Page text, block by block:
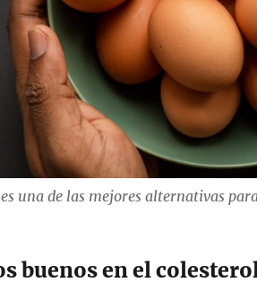
una de las mejores alternativas
buenos en el